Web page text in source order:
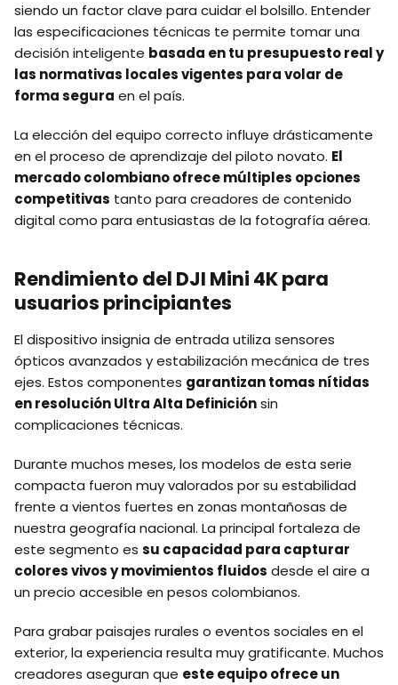
siendo un factor clave para cuidar el bolsillo. Entender
las especificaciones técnicas te permite tomar una
decisión inteligente basada en tu presupuesto real y
las normativas locales vigentes para volar de
forma segura en el país.
La elección del equipo correcto influye drásticamente
en el proceso de aprendizaje del piloto novato. El
mercado colombiano ofrece múltiples opciones
competitivas tanto para creadores de contenido
digital como para entusiastas de la fotografía aérea.
Rendimiento del DJI Mini 4K para
usuarios principiantes
El dispositivo insignia de entrada utiliza sensores
ópticos avanzados y estabilización mecánica de tres
ejes. Estos componentes garantizan tomas nítidas
en resolución Ultra Alta Definiciónsin
complicaciones técnicas.
Durante muchos meses, los modelos de esta serie
compacta fueron muy valorados por su estabilidad
frente a vientos fuertes en zonas montañosas de
nuestra geografía nacional. La principal fortaleza de
este segmento es su capacidad para capturar
colores vivos y movimientos fluidos desde el aire a
un precio accesible en pesos colombianos.
Para grabar paisajes rurales o eventos sociales en el
exterior, la experiencia resulta muy gratificante. Muchos
creadores aseguran que este equipo ofrece un